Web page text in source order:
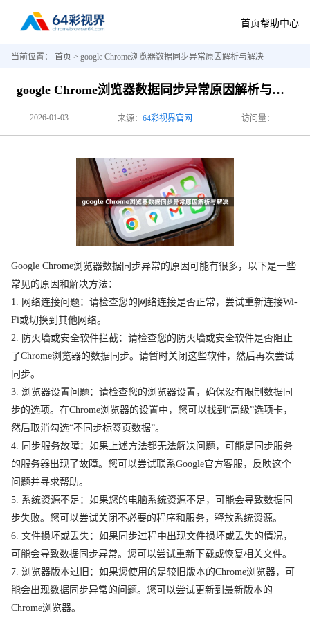
首页帮助中心
当前位置： 首页 > google Chrome浏览器数据同步异常原因解析与解决
google Chrome浏览器数据同步异常原因解析与解决
2026-01-03 来源： 64彩视界官网 访问量：
Google Chrome浏览器数据同步异常的原因可能有很多，以下是一些
常见的原因和解决方法：
1. 网络连接问题：请检查您的网络连接是否正常，尝试重新连接Wi-
Fi或切换到其他网络。
2. 防火墙或安全软件拦截：请检查您的防火墙或安全软件是否阻止
了Chrome浏览器的数据同步。请暂时关闭这些软件，然后再次尝试
同步。
3. 浏览器设置问题：请检查您的浏览器设置，确保没有限制数据同
步的选项。在Chrome浏览器的设置中，您可以找到“高级”选项卡，
然后取消勾选“不同步标签页数据”。
4. 同步服务故障：如果上述方法都无法解决问题，可能是同步服务
的服务器出现了故障。您可以尝试联系Google官方客服，反映这个
问题并寻求帮助。
5. 系统资源不足：如果您的电脑系统资源不足，可能会导致数据同
步失败。您可以尝试关闭不必要的程序和服务，释放系统资源。
6. 文件损坏或丢失：如果同步过程中出现文件损坏或丢失的情况，
可能会导致数据同步异常。您可以尝试重新下载或恢复相关文件。
7. 浏览器版本过旧：如果您使用的是较旧版本的Chrome浏览器，可
能会出现数据同步异常的问题。您可以尝试更新到最新版本的
Chrome浏览器。